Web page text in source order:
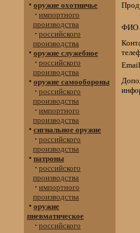
оружие охотничье
импортного
производства
российского
производства
оружие служебное
российского
производства
оружие самообороны
российского
производства
импортного
производства
сигнальное оружие
российского
производства
патроны
российского
производства
импортного
производства
оружие
пневматическое
российского
ФИО
Еmail